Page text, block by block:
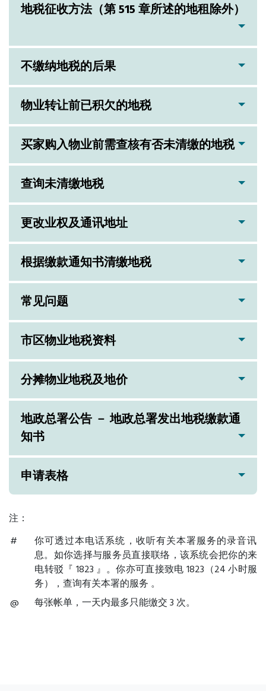
地税征收方法（第 515 章所述的地租除外）
不缴纳地税的后果
物业转让前已积欠的地税
买家购入物业前需查核有否未清缴的地税
查询未清缴地税
更改业权及通讯地址
根据缴款通知书清缴地税
常见问题
市区物业地税资料
分摊物业地税及地价
地政总署公告 － 地政总署发出地税缴款通
知书
申请表格
注：
你可透过本电话系统，收听有关本署服务的录音讯
息。如你选择与服务员直接联络，该系统会把你的来
电转驳『 1823 』。你亦可直接致电 1823（24 小时服
务），查询有关本署的服务 。
每张帐单，一天内最多只能缴交 3 次。